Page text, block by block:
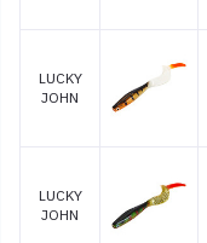
LUCKY
JOHN
LUCKY
JOHN